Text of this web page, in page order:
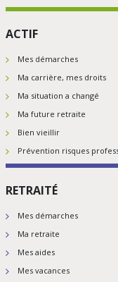
ACTIF
Mes démarches
Ma carrière, mes droits
Ma situation a changé
Ma future retraite
Bien vieillir
Prévention risques
RETRAITÉ
Mes démarches
Ma retraite
Mes aides
Mes vacances